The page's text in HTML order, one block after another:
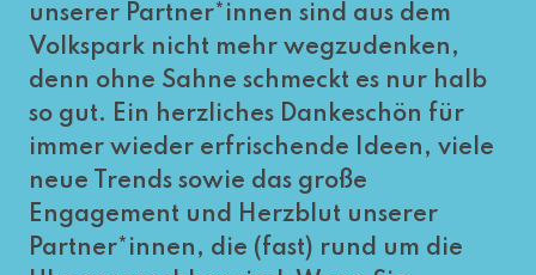
unserer Partner*innen sind aus dem
Volkspark nicht mehr wegzudenken,
denn ohne Sahne schmeckt es nur halb
so gut. Ein herzliches Dankeschön für
immer wieder erfrischende Ideen, viele
neue Trends sowie das große
Engagement und Herzblut unserer
Partner*innen, die (fast) rund um die